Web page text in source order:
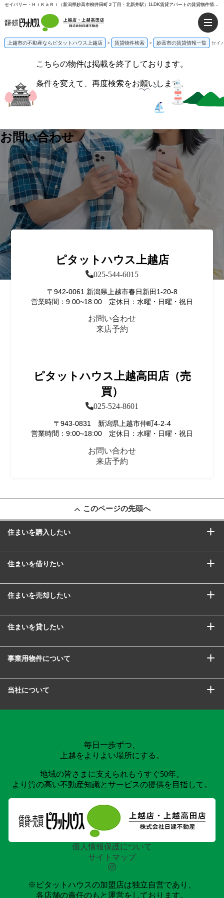
セイバリー・ＨｉＫａＲｉ（新潟県妙高市柳井田町２丁目・北新井駅）1LDK賃貸アパートの賃貸物件情報%% | ピタットハウス上越店
上越市の不動産ならピタットハウス上越店 > 賃貸物件検索 > 妙高市の賃貸情報一覧 セイ
こちらの物件は掲載を終了しております。
条件を変えて、再度検索をお願いします。
お問い合わせ
ピタットハウス上越店
025-544-6015
〒942-0061 新潟県上越市春日新田1-20-8
営業時間：9:00~18:00 定休日：水曜・日曜・祝日
お問い合わせ
来店予約
ピタットハウス上越高田店（売
買）
025-524-8601
〒943-0831 新潟県上越市仲町4-2-4
営業時間：9:00~18:00 定休日：水曜・日曜・祝日
お問い合わせ
来店予約
このページの先頭へ
住まいを購入したい
住まいを借りたい
住まいを売却したい
住まいを貸したい
事業用物件について
当社について
毎日一歩ずつ、
上越をよりよい場所にする。
地域の皆さまに支えられもうすぐ50年。
より質の高い不動産知識とサービスの提供を目指して。
個人情報保護について
サイトマップ
※ピタットハウスの加盟店は独立自営であり、
各店舗の責任のもと運営をしております。